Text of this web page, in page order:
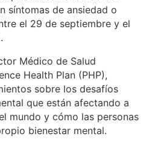
síntomas de ansiedad o
el 29 de septiembre y el
Médico de Salud
Health Plan (PHP),
sobre los desafíos
que están afectando a
mundo y cómo las personas
bienestar mental.